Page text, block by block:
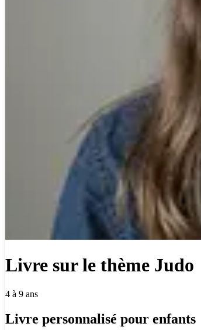
Livre sur le thème Judo
4 à 9 ans
Livre personnalisé pour enfants